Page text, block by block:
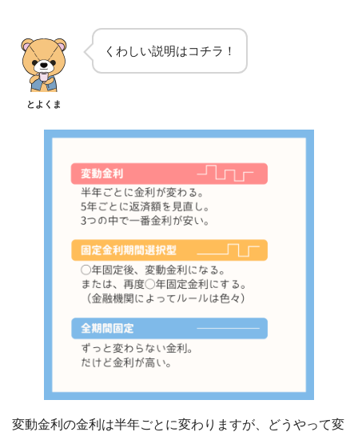
とよくま
くわしい説明はコチラ！
変動金利の金利は半年ごとに変わりますが、どうやって変